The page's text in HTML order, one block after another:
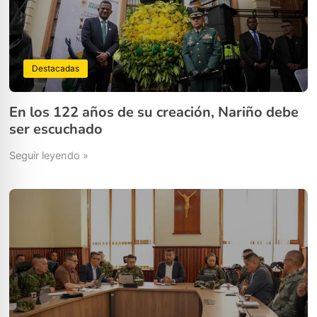
Destacadas
En los 122 años de su creación, Nariño debe
ser escuchado
Seguir leyendo »